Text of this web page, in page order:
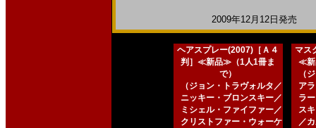
2009年12月12日発売
ヘアスプレー(2007)［Ａ４
判］≪新品≫（1人1冊ま
で）
（ジョン・トラヴォルタ／
ニッキー・ブロンスキー／
ミシェル・ファイファー／
クリストファー・ウォーケ
マス
≪新
（
ア
ラ
ス
／